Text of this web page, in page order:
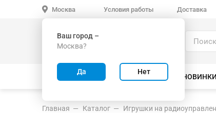
Москва
Ваш город –
Москва?
Да Нет
Условия работы Доставка
ВСЕ ТОВАРЫ ВЕЛОСИПЕДЫ НОВИНКИ
Главная Каталог Игрушки на